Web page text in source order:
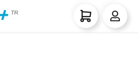
TR